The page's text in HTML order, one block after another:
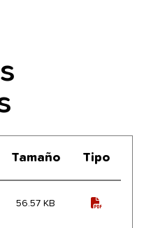
Tamaño Tipo
56.57 KB